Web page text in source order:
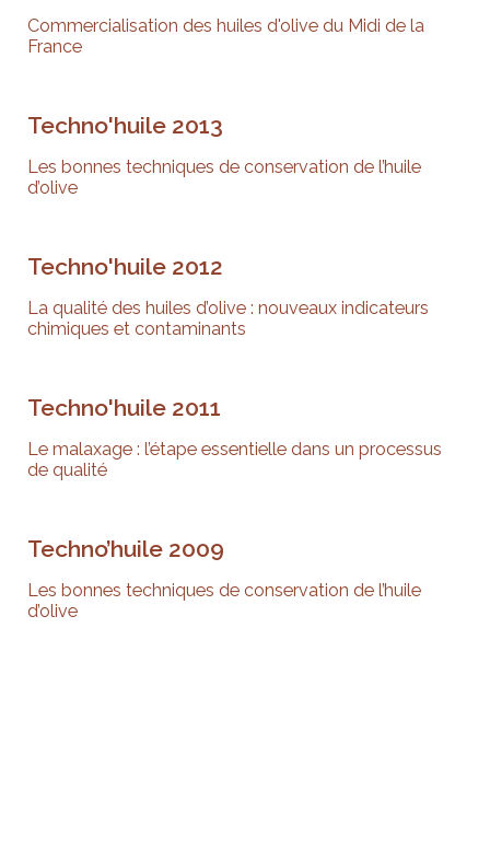
Commercialisation des huiles d'olive du Midi de la
France
Techno'huile 2013
Les bonnes techniques de conservation de l’huile
d’olive
Techno'huile 2012
La qualité des huiles d’olive : nouveaux indicateurs
chimiques et contaminants
Techno'huile 2011
Le malaxage : l’étape essentielle dans un processus
de qualité
Techno’huile 2009
Les bonnes techniques de conservation de l’huile
d’olive